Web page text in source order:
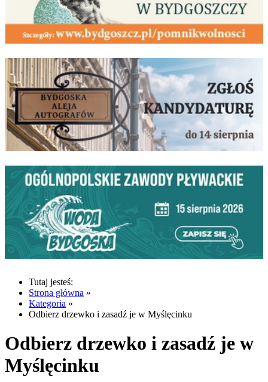
Tutaj jesteś:
Strona główna »
Kategoria »
Odbierz drzewko i zasadź je w Myślęcinku
Odbierz drzewko i zasadź je w
Myślęcinku